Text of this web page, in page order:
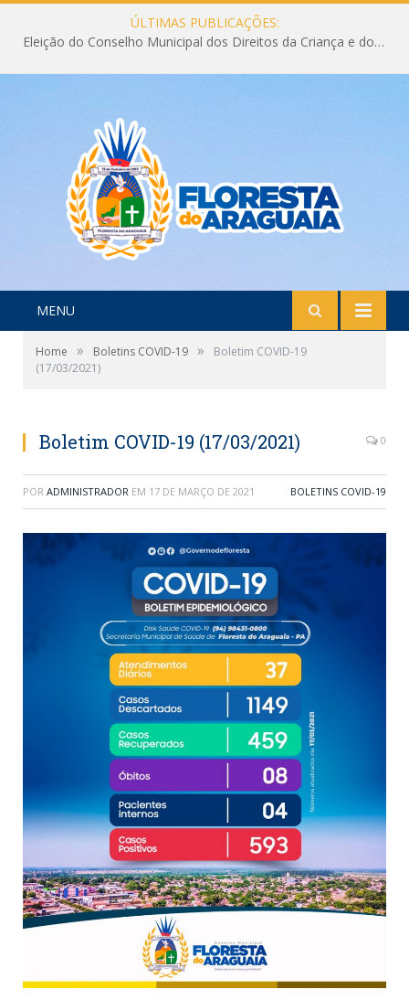
ÚLTIMAS PUBLICAÇÕES:
Eleição do Conselho Municipal dos Direitos da Criança e do Adolescente CMDCA 2026
MENU
Home » Boletins COVID-19 »
Boletim COVID-19
(17/03/2021)
Boletim COVID-19 (17/03/2021) 0
POR ADMINISTRADOR EM 17 DE MARÇO DE 2021 BOLETINS COVID-19